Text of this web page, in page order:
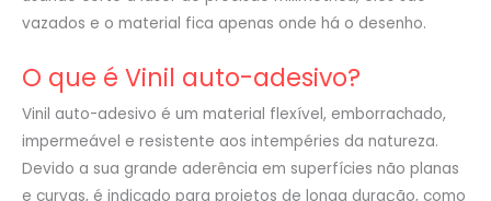
vazados e o material fica apenas onde há o desenho.
O que é Vinil auto-adesivo?
Vinil auto-adesivo é um material flexível, emborrachado,
impermeável e resistente aos intempéries da natureza.
Devido a sua grande aderência em superfícies não planas
e curvas, é indicado para projetos de longa duração, como